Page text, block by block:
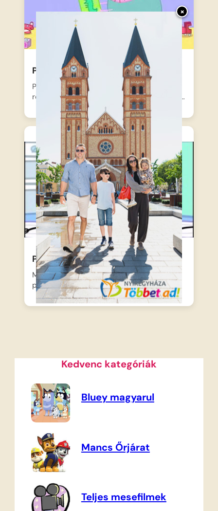
×
Peppa malac – A takarítás
Peppa és Zsoli szobájában hatalmas a
rendetlenség, mindenhol játékok hevernek…
Peppa malac – Palacsinták
Mama malac úgy dönt, hogy finom
palacsintát süt vacsorára a…
Kedvenc kategóriák
Bluey magyarul
Mancs Őrjárat
Teljes mesefilmek